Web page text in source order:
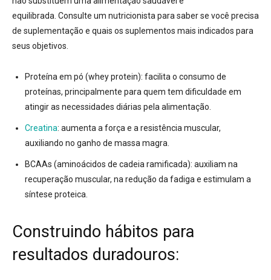
equilibrada. Consulte um nutricionista para saber se você precisa
de suplementação e quais os suplementos mais indicados para
seus objetivos.
Proteína em pó (whey protein): facilita o consumo de
proteínas, principalmente para quem tem dificuldade em
atingir as necessidades diárias pela alimentação.
Creatina: aumenta a força e a resistência muscular,
auxiliando no ganho de massa magra.
BCAAs (aminoácidos de cadeia ramificada): auxiliam na
recuperação muscular, na redução da fadiga e estimulam a
síntese proteica.
Construindo hábitos para
resultados duradouros: